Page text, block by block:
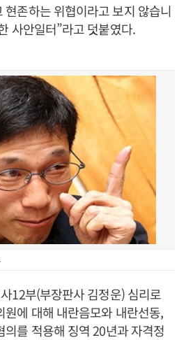
현존하는 위협이라고 보지 않습니
사안일터”라고 덧붙였다.
12부(부장판사 김정운) 심리로
원에 대해 내란음모와 내란선동,
를 적용해 징역 20년과 자격정